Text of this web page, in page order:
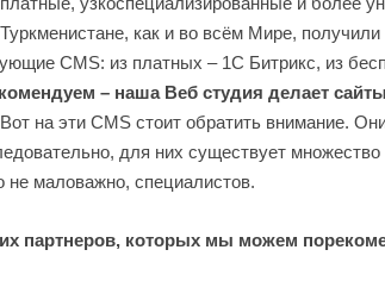
как и во всём Мире,
CMS: из платных – 1С Битрикс, из
– наша Веб студия делает
на эти CMS стоит обратить внимание.
для них существует множество
не маловажно, специалистов.
партнеров, которых мы можем